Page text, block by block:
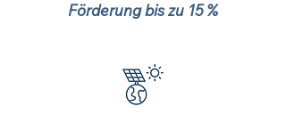
Förderung bis zu 15 %